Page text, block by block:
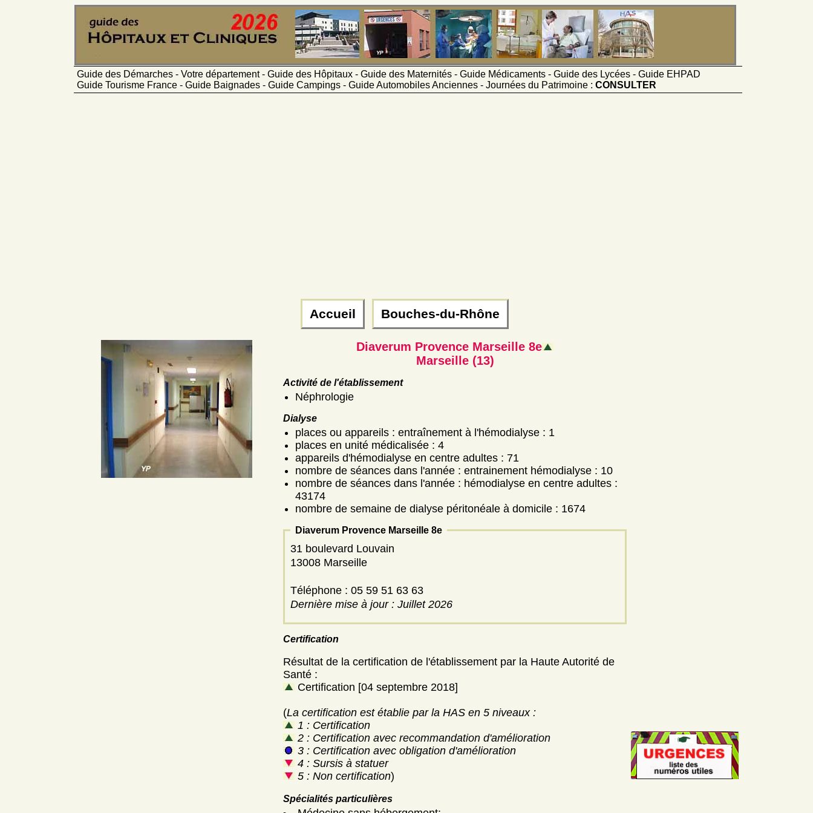
Guide des Démarches - Votre département - Guide des Hôpitaux - Guide des Maternités - Guide Médicaments - Guide des Lycées - Guide EHPAD
Guide Tourisme France - Guide Baignades - Guide Campings - Guide Automobiles Anciennes - Journées du Patrimoine : CONSULTER
Accueil Bouches-du-Rhône
Diaverum Provence Marseille 8e
Marseille (13)
Activité de l'établissement
Néphrologie
Dialyse
places ou appareils : entraînement à l'hémodialyse : 1
places en unité médicalisée : 4
appareils d'hémodialyse en centre adultes : 71
nombre de séances dans l'année : entrainement hémodialyse : 10
nombre de séances dans l'année : hémodialyse en centre adultes :
43174
nombre de semaine de dialyse péritonéale à domicile : 1674
Diaverum Provence Marseille 8e
31 boulevard Louvain
13008 Marseille
Téléphone : 05 59 51 63 63
Dernière mise à jour : Juillet 2026
Certification
Résultat de la certification de l'établissement par la Haute Autorité de
Santé :
Certification [04 septembre 2018]
(La certification est établie par la HAS en 5 niveaux :
1 : Certification
2 : Certification avec recommandation d'amélioration
3 : Certification avec obligation d'amélioration
4 : Sursis à statuer
5 : Non certification)
Spécialités particulières